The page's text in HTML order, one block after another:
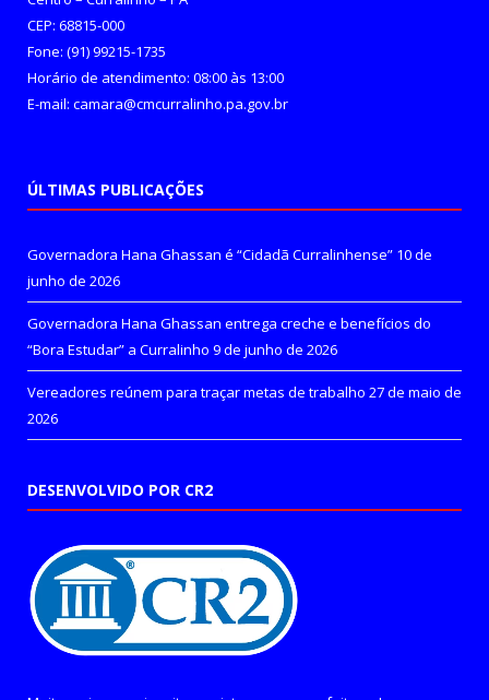
CEP: 68815-000
Fone: (91) 99215-1735
Horário de atendimento: 08:00 às 13:00
E-mail: camara@cmcurralinho.pa.gov.br
ÚLTIMAS PUBLICAÇÕES
Governadora Hana Ghassan é “Cidadã Curralinhense” 10 de
junho de 2026
Governadora Hana Ghassan entrega creche e benefícios do
“Bora Estudar” a Curralinho 9 de junho de 2026
Vereadores reúnem para traçar metas de trabalho 27 de maio de
2026
DESENVOLVIDO POR CR2